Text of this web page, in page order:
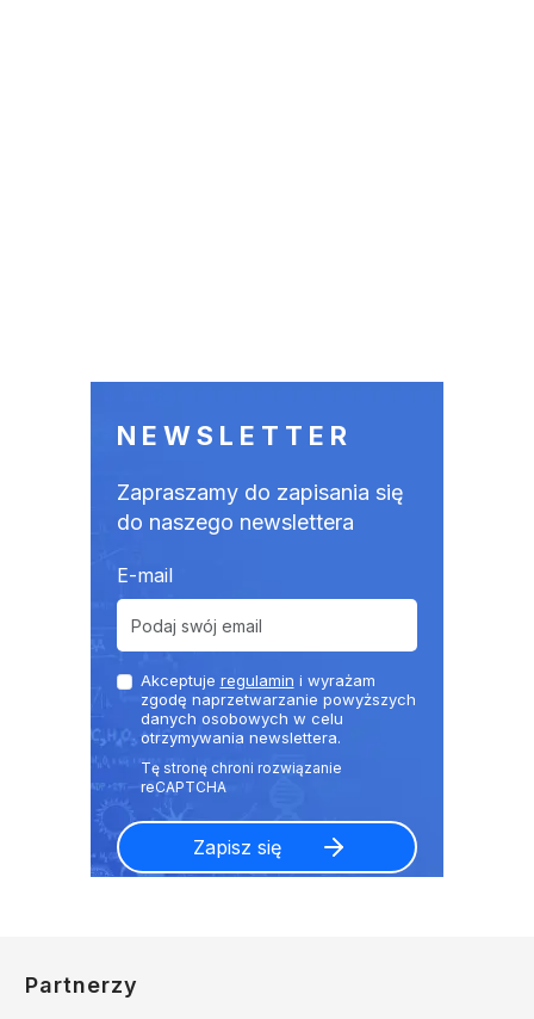
NEWSLETTER
Zapraszamy do zapisania się
do naszego newslettera
E-mail
Akceptuje regulamin i wyrażam
zgodę naprzetwarzanie powyższych
danych osobowych w celu
otrzymywania newslettera.
Partnerzy